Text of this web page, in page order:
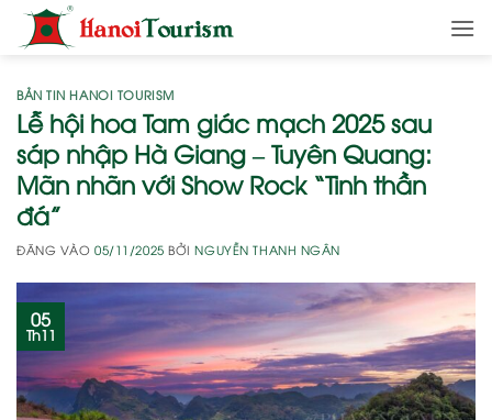
qua
dungBẢN TIN HANOI TOURISM
Lễ hội hoa Tam giác mạch 2025 sau
sáp nhập Hà Giang – Tuyên Quang:
Mãn nhãn với Show Rock “Tinh thần
đá”
ĐĂNG VÀO05/11/2025 BỞINGUYỄN THANH NGÂN
05
Th11